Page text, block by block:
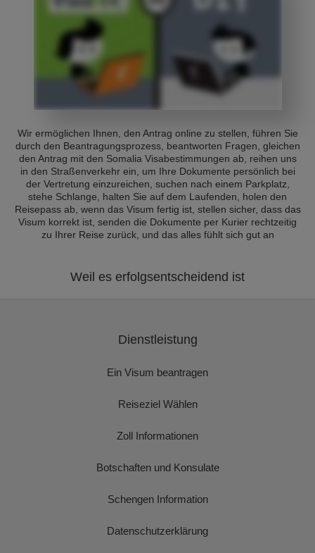
Wir ermöglichen Ihnen, den Antrag online zu stellen, führen Sie
durch den Beantragungsprozess, beantworten Fragen, gleichen
den Antrag mit den Somalia Visabestimmungen ab, reihen uns
in den Straßenverkehr ein, um Ihre Dokumente persönlich bei
der Vertretung einzureichen, suchen nach einem Parkplatz,
stehe Schlange, halten Sie auf dem Laufenden, holen den
Reisepass ab, wenn das Visum fertig ist, stellen sicher, dass das
Visum korrekt ist, senden die Dokumente per Kurier rechtzeitig
zu Ihrer Reise zurück, und das alles fühlt sich gut an
Weil es erfolgsentscheidend ist
Dienstleistung
Ein Visum beantragen
Reiseziel Wählen
Zoll Informationen
Botschaften und Konsulate
Schengen Information
Datenschutzerklärung